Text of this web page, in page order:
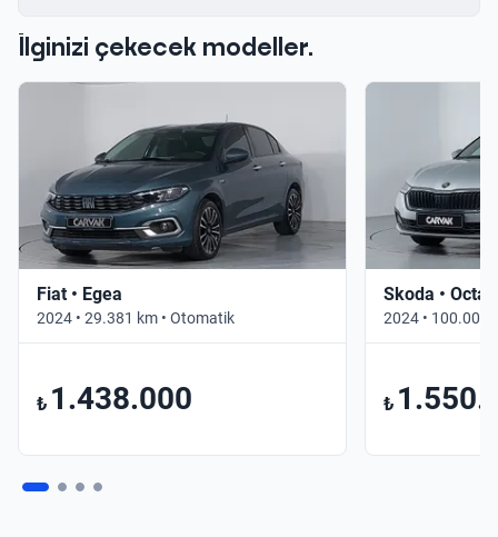
İlginizi çekecek modeller.
Fiat • Egea
2024 • 29.381 km • Otomatik
₺ 1.438.000
Skoda •
2024 • 100.000
₺